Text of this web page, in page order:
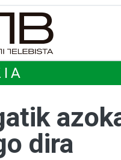
dira